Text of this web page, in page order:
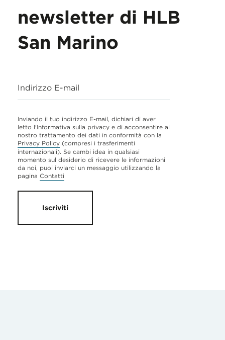
newsletter di HLB
San Marino
Indirizzo E-mail
Inviando il tuo indirizzo E-mail, dichiari di aver
letto l'Informativa sulla privacy e di acconsentire al
nostro trattamento dei dati in conformità con la
Privacy Policy (compresi i trasferimenti
internazionali). Se cambi idea in qualsiasi
momento sul desiderio di ricevere le informazioni
da noi, puoi inviarci un messaggio utilizzando la
pagina Contatti
Iscriviti